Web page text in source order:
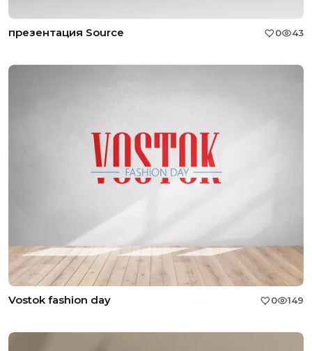
презентация Source 0 43
Vostok fashion day 0 149